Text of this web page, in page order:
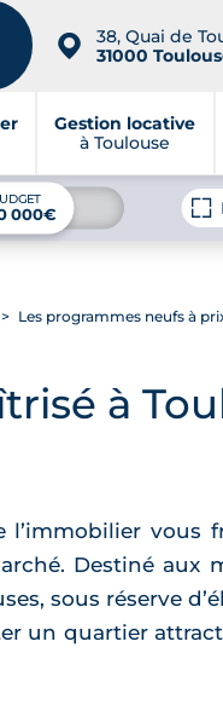
📍
38, Quai de
31000
Gestion locative
à Toulouse
000€
Les programmes neufs à
à
vous
Destiné aux
sous réserve
un quartier